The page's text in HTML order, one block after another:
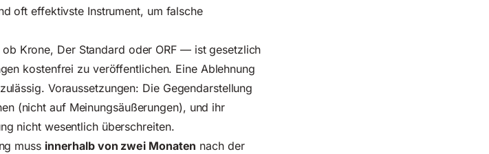
oft effektivste Instrument, um falsche
Krone, Der Standard oder ORF — ist gesetzlich
kostenfrei zu veröffentlichen. Eine Ablehnung
Voraussetzungen: Die Gegendarstellung
(nicht auf Meinungsäußerungen), und ihr
nicht wesentlich überschreiten.
muss innerhalb von zwei Monaten nach der